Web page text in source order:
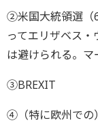
②米国大統領選（
ってエリザベス
は避けられる。マ
③BREXIT
④（特に欧州での